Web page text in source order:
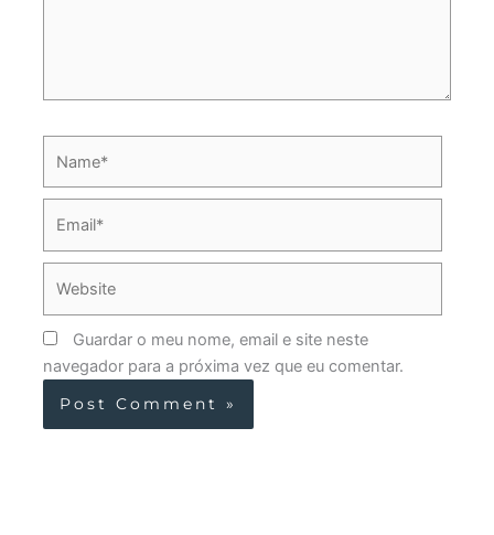
Guardar o meu nome, email e site neste
navegador para a próxima vez que eu comentar.